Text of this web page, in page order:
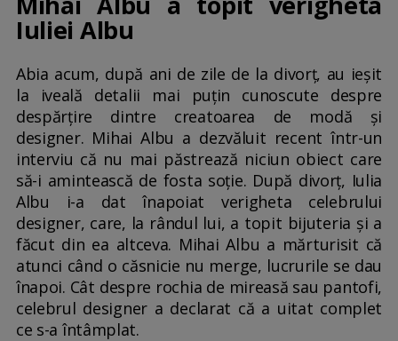
Iuliei Albu
Abia acum, după ani de zile de la divorț, au ieșit
la iveală detalii mai puțin cunoscute despre
despărțire dintre creatoarea de modă și
designer. Mihai Albu a dezvăluit recent într-un
interviu că nu mai păstrează niciun obiect care
să-i amintească de fosta soție. După divorț, Iulia
Albu i-a dat înapoiat verigheta celebrului
designer, care, la rândul lui, a topit bijuteria și a
făcut din ea altceva. Mihai Albu a mărturisit că
atunci când o căsnicie nu merge, lucrurile se dau
înapoi. Cât despre rochia de mireasă sau pantofi,
celebrul designer a declarat că a uitat complet
ce s-a întâmplat.